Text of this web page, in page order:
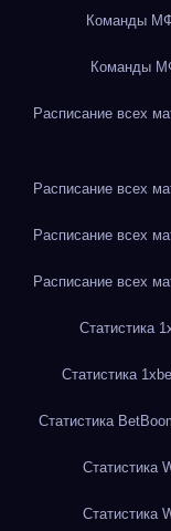
Команды
Команды
Расписание всех
Расписание всех
Расписание всех
Расписание всех
Статистика
Статистика
Статистика
Статистика
Статистика